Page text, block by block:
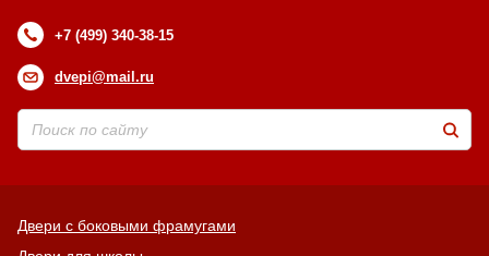
+7 (499) 340-38-15
dvepi@mail.ru
Двери с боковыми фрамугами